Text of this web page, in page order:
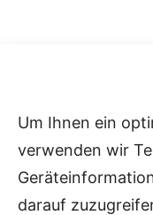
Um Ihnen ein
verwenden wir
darauf
Südring 6
04924 Bad
Kontakt